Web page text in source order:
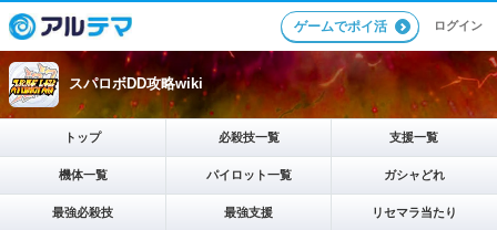
ゲームでポイ活 ログイン
スパロボDD攻略wiki
トップ 必殺技一覧 支援一覧
機体一覧 パイロット一覧 ガシャどれ
最強必殺技 最強支援 リセマラ当たり